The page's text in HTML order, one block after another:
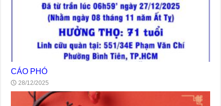
CÁO PHÓ
28/12/2025